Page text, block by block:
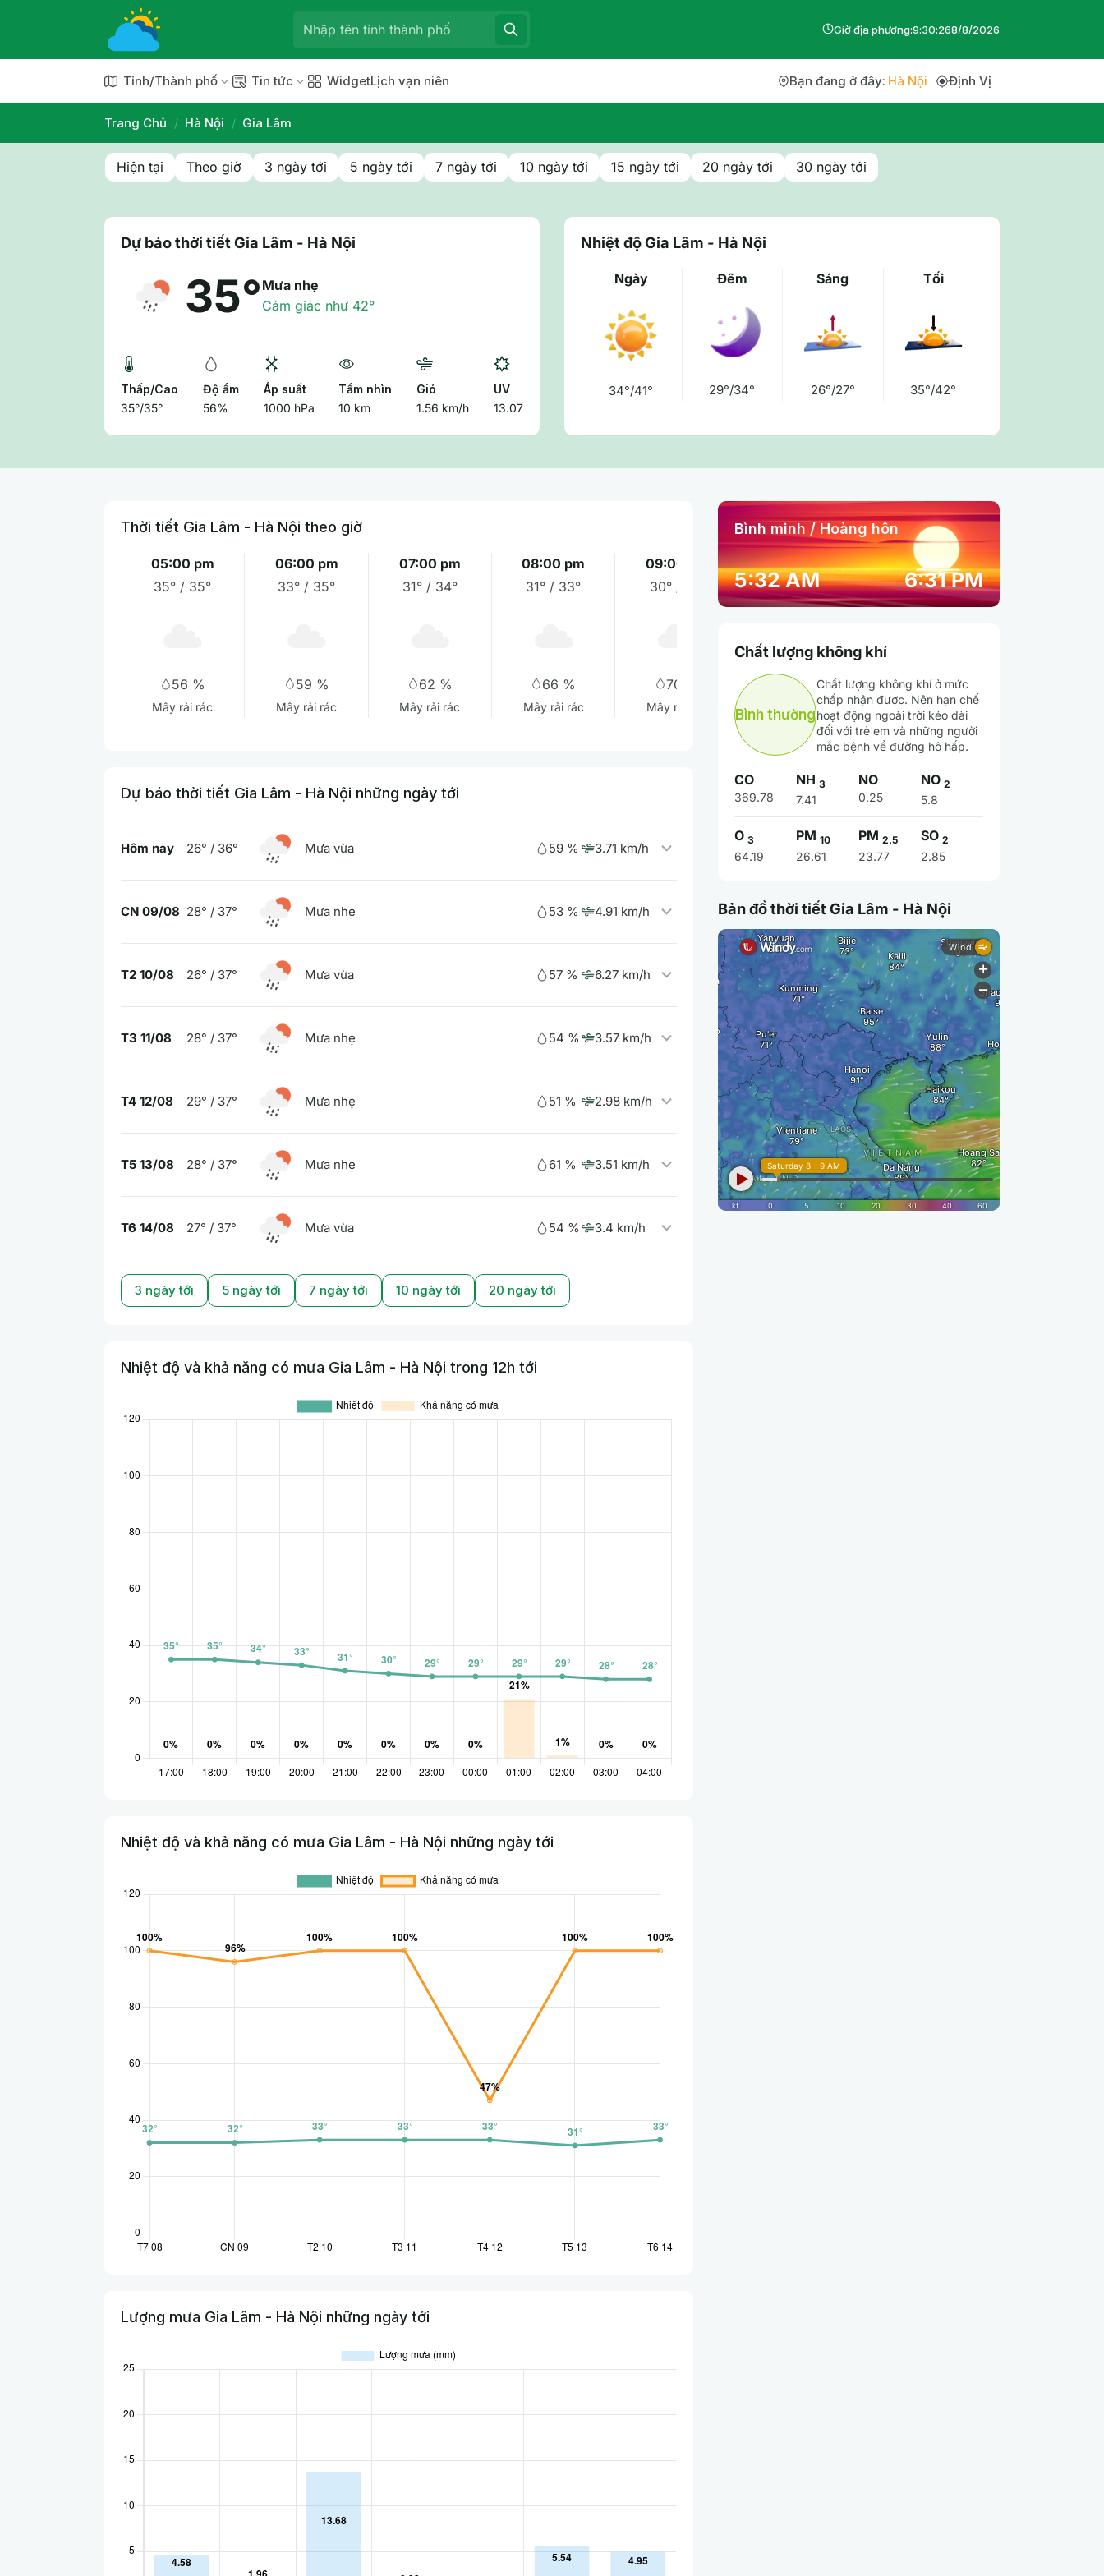
Giờ địa phương:9:30:278/8/2026
Tỉnh/Thành phố Tin tức WidgetLịch vạn niên Bạn đang ở đây: Hà Nội Định Vị
Trang Chủ / Hà Nội / Gia Lâm
Hiện tại Theo giờ 3 ngày tới 5 ngày tới 7 ngày tới 10 ngày tới 15 ngày tới 20 ngày tới 30 ngày tới
Dự báo thời tiết Gia Lâm - Hà Nội
35° Mưa nhẹ
Cảm giác như 42°
Thấp/Cao
35°/35°
Độ ẩm
56%
Áp suất
1000 hPa
Tầm nhìn
10 km
Gió
1.56 km/h
UV
13.07
Nhiệt độ Gia Lâm - Hà Nội
Ngày
34°/41°
Đêm
29°/34°
Sáng
26°/27°
Tối
35°/42°
Thời tiết Gia Lâm - Hà Nội theo giờ
05:00 pm
35° / 35°
56 %
Mây rải rác
06:00 pm
33° / 35°
59 %
Mây rải rác
07:00 pm
31° / 34°
62 %
Mây rải rác
08:00 pm
31° / 33°
66 %
Mây rải rác
09:00 pm
30° / 31°
70 %
Mây rải rác
10:00 pm
30° / 30°
77 %
Mây thưa
11:00 pm
29° / 29°
79 %
Mây thưa
Dự báo thời tiết Gia Lâm - Hà Nội những ngày tới
Hôm nay 26° / 36° Mưa vừa 59 % 3.71 km/h
CN 09/08 28° / 37° Mưa nhẹ 53 % 4.91 km/h
T2 10/08 26° / 37° Mưa vừa 57 % 6.27 km/h
T3 11/08 28° / 37° Mưa nhẹ 54 % 3.57 km/h
T4 12/08 29° / 37° Mưa nhẹ 51 % 2.98 km/h
T5 13/08 28° / 37° Mưa nhẹ 61 % 3.51 km/h
T6 14/08 27° / 37° Mưa vừa 54 % 3.4 km/h
3 ngày tới 5 ngày tới 7 ngày tới 10 ngày tới 20 ngày tới
Nhiệt độ và khả năng có mưa Gia Lâm - Hà Nội trong 12h tới
Nhiệt độ và khả năng có mưa Gia Lâm - Hà Nội những ngày tới
Lượng mưa Gia Lâm - Hà Nội những ngày tới
Bình minh / Hoàng hôn
5:32 AM 6:31 PM
Chất lượng không khí
Bình thường
Chất lượng không khí ở mức
chấp nhận được. Nên hạn chế
hoạt động ngoài trời kéo dài
đối với trẻ em và những người
mắc bệnh về đường hô hấp.
CO
369.78
NH3
7.41
NO
0.25
NO2
5.8
O 3
64.19
PM10
26.61
PM2.5
23.77
SO2
2.85
Bản đồ thời tiết Gia Lâm - Hà Nội